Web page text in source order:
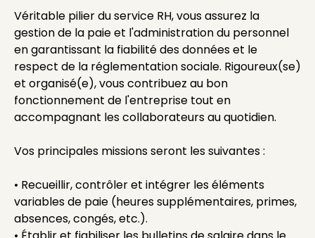
Véritable pilier du service RH, vous assurez la
gestion de la paie et l'administration du personnel
en garantissant la fiabilité des données et le
respect de la réglementation sociale. Rigoureux(se)
et organisé(e), vous contribuez au bon
fonctionnement de l'entreprise tout en
accompagnant les collaborateurs au quotidien.
Vos principales missions seront les suivantes :
• Recueillir, contrôler et intégrer les éléments
variables de paie (heures supplémentaires, primes,
absences, congés, etc.).